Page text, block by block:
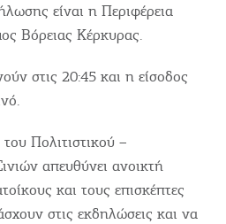
είναι η Περιφέρεια
Βόρειας Κέρκυρας.
στις 20:45 και η είσοδος
Πολιτιστικού –
απευθύνει ανοικτή
και τους επισκέπτες
στις εκδηλώσεις και να